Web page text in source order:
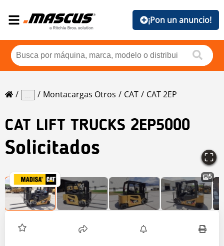
¡Pon un anuncio!
... Montacargas Otros CAT CAT 2EP
CAT LIFT TRUCKS 2EP5000
Solicitados
5